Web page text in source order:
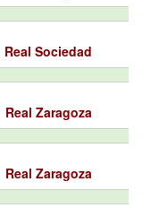
Real Sociedad
Real Zaragoza
Real Zaragoza